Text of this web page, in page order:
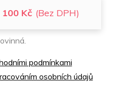
Kč (Bez DPH)
podmínkami
osobních údajů